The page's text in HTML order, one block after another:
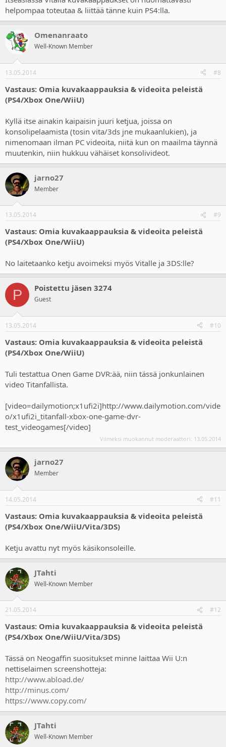
helpompaa toteutaa & liittää tänne kuin PS4:lla.
Omenanraato
Well-Known Member
13.05.2014 #8
Vastaus: Omia kuvakaappauksia & videoita peleistä
(PS4/Xbox One/WiiU)
Kyllä itse ainakin kaipaisin juuri ketjua, joissa on
konsolipelaamista (tosin vita/3ds jne mukaanlukien), ja
nimenomaan ilman PC videoita, niitä kun on maailma täynnä
muutenkin, niin hukkuu vähäiset konsolivideot.
jarno27
Member
13.05.2014 #9
Vastaus: Omia kuvakaappauksia & videoita peleistä
(PS4/Xbox One/WiiU)
No laitetaanko ketju avoimeksi myös Vitalle ja 3DS:lle?
P Poistettu jäsen 3274
Guest
13.05.2014 #10
Vastaus: Omia kuvakaappauksia & videoita peleistä
(PS4/Xbox One/WiiU)
Tuli testattua Onen Game DVR:ää, niin tässä jonkunlainen
video Titanfallista.
[video=dailymotion;x1ufi2i]http://www.dailymotion.com/vide
o/x1ufi2i_titanfall-xbox-one-game-dvr-
test_videogames[/video]
Viimeksi muokannut moderaattori: 13.05.2014
jarno27
Member
14.05.2014 #11
Vastaus: Omia kuvakaappauksia & videoita peleistä
(PS4/Xbox One/WiiU/Vita/3DS)
Ketju avattu nyt myös käsikonsoleille.
JTahti
Well-Known Member
21.05.2014 #12
Vastaus: Omia kuvakaappauksia & videoita peleistä
(PS4/Xbox One/WiiU/Vita/3DS)
Tässä on Neogaffin suositukset minne laittaa Wii U:n
nettiselaimen screenshotteja:
http://www.abload.de/
http://minus.com/
https://www.copy.com/
JTahti
Well-Known Member